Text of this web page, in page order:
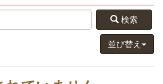
検索
並び替え